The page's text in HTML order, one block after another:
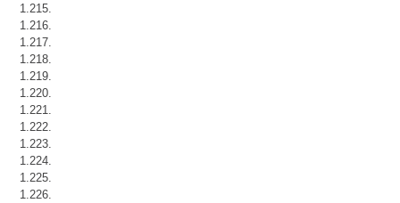
1.215.
1.216.
1.217.
1.218.
1.219.
1.220.
1.221.
1.222.
1.223.
1.224.
1.225.
1.226.